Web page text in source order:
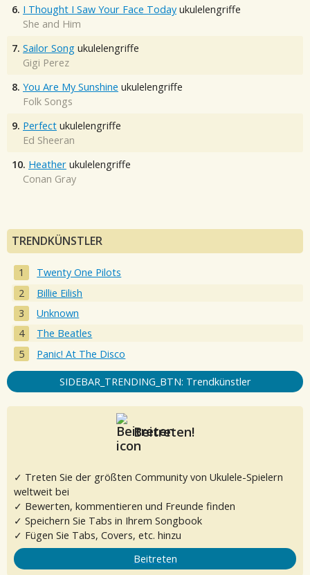
6. I Thought I Saw Your Face Today ukulelengriffe
She and Him
7. Sailor Song ukulelengriffe
Gigi Perez
8. You Are My Sunshine ukulelengriffe
Folk Songs
9. Perfect ukulelengriffe
Ed Sheeran
10. Heather ukulelengriffe
Conan Gray
TRENDKÜNSTLER
Twenty One Pilots
Billie Eilish
Unknown
The Beatles
Panic! At The Disco
SIDEBAR_TRENDING_BTN: Trendkünstler
Beitreten!
✓ Treten Sie der größten Community von Ukulele-Spielern
weltweit bei
✓ Bewerten, kommentieren und Freunde finden
✓ Speichern Sie Tabs in Ihrem Songbook
✓ Fügen Sie Tabs, Covers, etc. hinzu
Beitreten